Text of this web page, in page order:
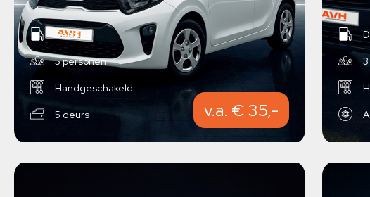
Benzine
5 personen
Handgeschakeld
5 deurs v.a. € 35,-